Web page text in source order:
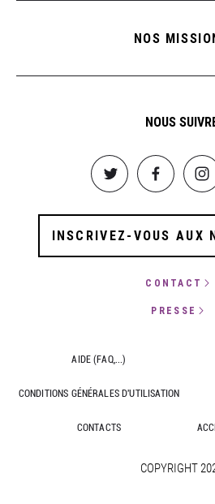
NOS
NOUS
Image Image
INSCRIVEZ-VOUS AUX
CONTACT
PRESSE
AIDE (FAQ,...)
CONDITIONS GÉNÉRALES D'UTILISATION
CONTACTS
COPYRIGHT